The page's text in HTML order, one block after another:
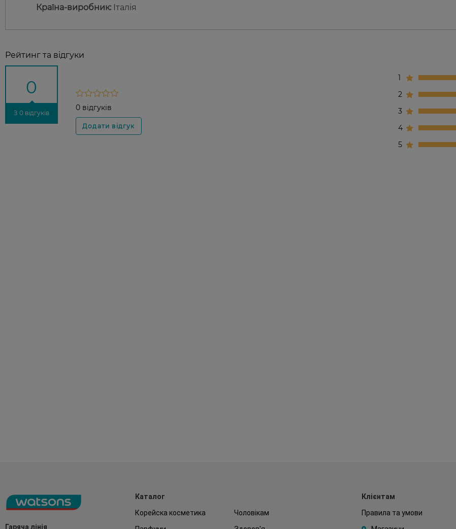
Країна-виробник: Італія
Рейтинг та відгуки
0
З 0 відгуків
0 відгуків
1
2
3
4
5
Гаряча лінія
Каталог
Корейска косметика
Чоловікам
Клієнтам
Правила та умови